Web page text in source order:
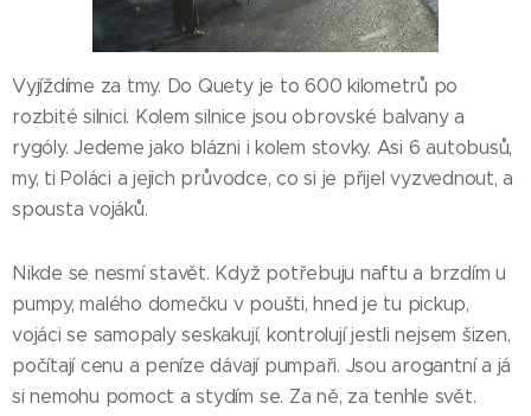
Vyjíždíme za tmy. Do Quety je to 600 kilometrů po
rozbité silnici. Kolem silnice jsou obrovské balvany a
rygóly. Jedeme jako blázni i kolem stovky. Asi 6 autobusů,
my, ti Poláci a jejich průvodce, co si je přijel vyzvednout, a
spousta vojáků.
Nikde se nesmí stavět. Když potřebuju naftu a brzdím u
pumpy, malého domečku v poušti, hned je tu pickup,
vojáci se samopaly seskakují, kontrolují jestli nejsem šizen,
počítají cenu a peníze dávají pumpaři. Jsou arogantní a já
si nemohu pomoct a stydím se. Za ně, za tenhle svět.